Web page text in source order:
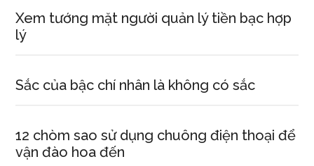
Xem tướng mặt người quản lý tiền bạc hợp
lý
Sắc của bậc chí nhân là không có sắc
12 chòm sao sử dụng chuông điện thoại để
vận đào hoa đến